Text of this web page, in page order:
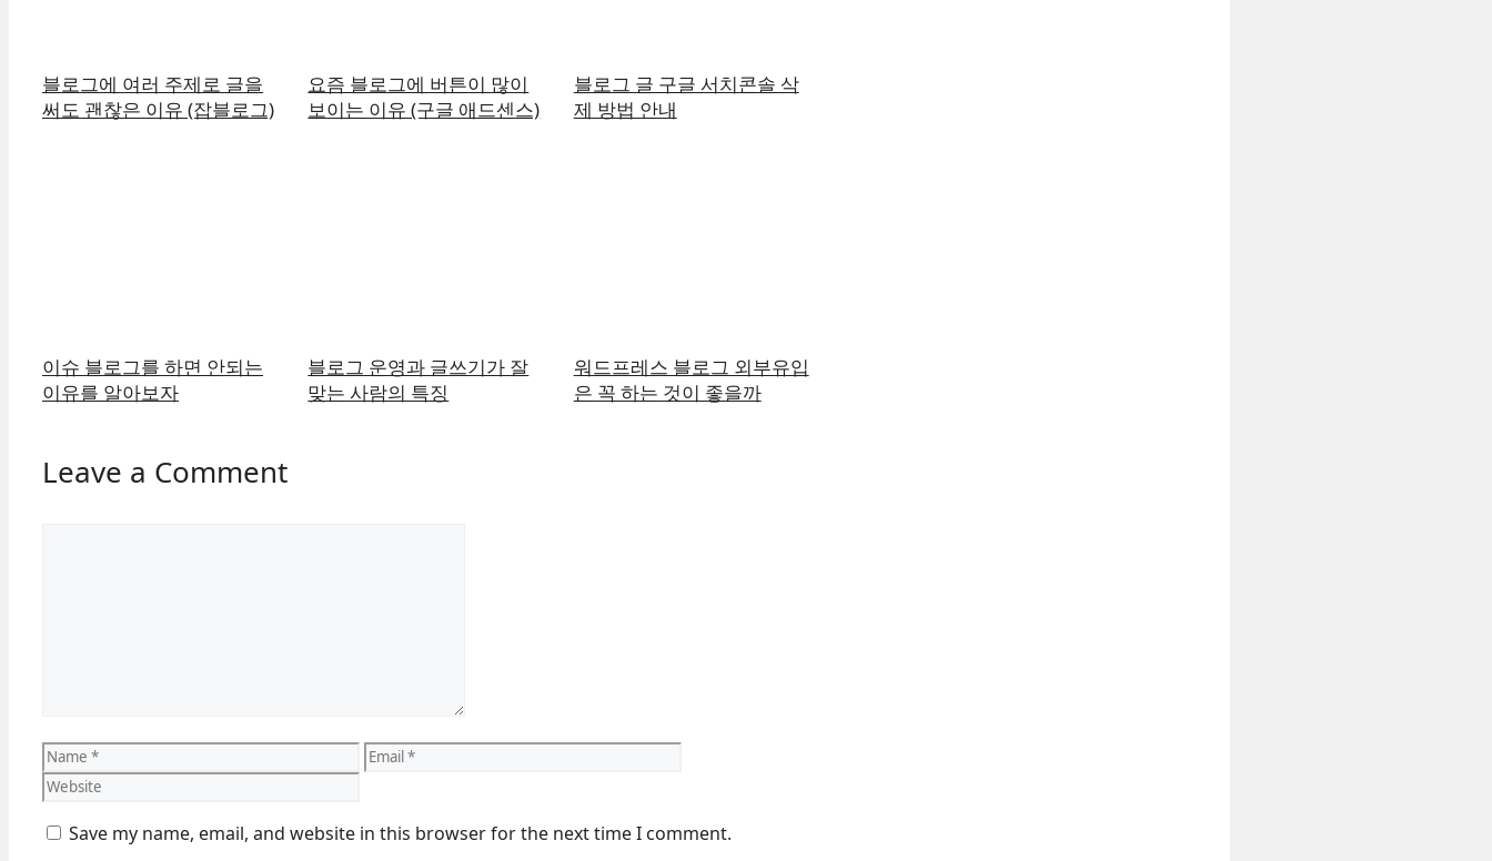
블로그에 여러 주제로 글을
써도 괜찮은 이유 (잡블로그)
요즘 블로그에 버튼이 많이
보이는 이유 (구글 애드센스)
블로그 글 구글 서치콘솔 삭
제 방법 안내
이슈 블로그를 하면 안되는
이유를 알아보자
블로그 운영과 글쓰기가 잘
맞는 사람의 특징
워드프레스 블로그 외부유입
은 꼭 하는 것이 좋을까
Leave a Comment
Name Email
Save my name, email, and website in this browser for the next time I comment.